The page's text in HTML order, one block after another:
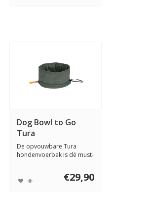
Dog Bowl to Go
Tura
De opvouwbare Tura
hondenvoerbak is dé must-
€29,90